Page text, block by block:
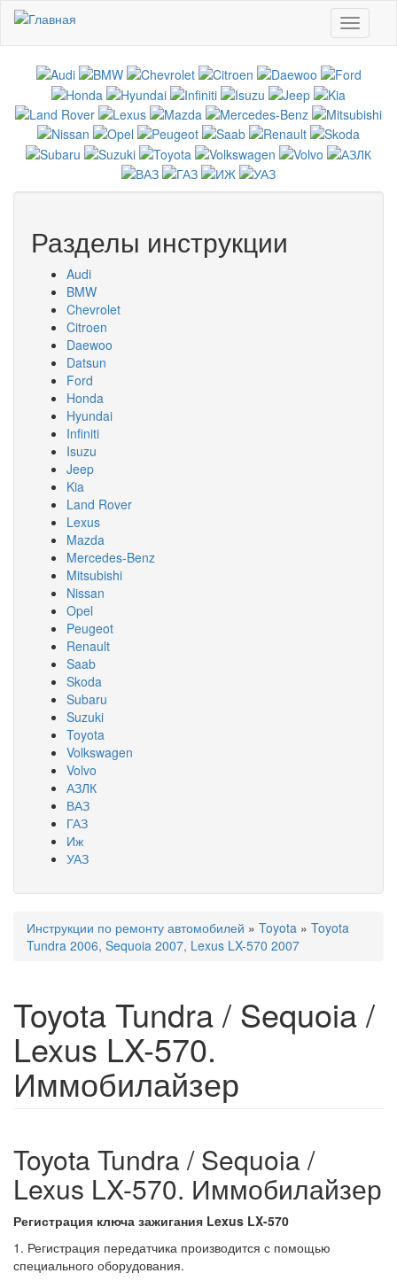
Перейти к основному содержанию
Toggle
Разделы инструкции
Audi
BMW
Chevrolet
Citroen
Daewoo
Datsun
Ford
Honda
Hyundai
Infiniti
Isuzu
Jeep
Kia
Land Rover
Lexus
Mazda
Mercedes-Benz
Mitsubishi
Nissan
Opel
Peugeot
Renault
Saab
Skoda
Subaru
Suzuki
Toyota
Volkswagen
Volvo
АЗЛК
ВАЗ
ГАЗ
Иж
УАЗ
Вы здесь
Инструкции по ремонту автомобилей » Toyota » Toyota
Tundra 2006, Sequoia 2007, Lexus LX-570 2007
Toyota Tundra / Sequoia /
Lexus LX-570.
Иммобилайзер
Toyota Tundra / Sequoia /
Lexus LX-570. Иммобилайзер
Регистрация ключа зажигания Lexus LX-570
1. Регистрация передатчика производится с помощью
специального оборудования.